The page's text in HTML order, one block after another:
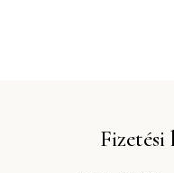
Fizetési